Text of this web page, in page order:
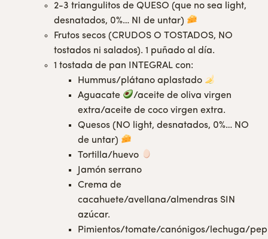
2-3 triangulitos de QUESO (que no sea light,
desnatados, 0%… NI de untar)
Frutos secos (CRUDOS O TOSTADOS, NO
tostados ni salados). 1 puñado al día.
1 tostada de pan INTEGRAL con:
Hummus/plátano aplastado
Aguacate
/aceite de oliva virgen
extra/aceite de coco virgen extra.
Quesos (NO light, desnatados, 0%… NO
de untar)
Tortilla/huevo
Jamón serrano
Crema de
cacahuete/avellana/almendras SIN
azúcar.
Pimientos/tomate/canónigos/lechuga/